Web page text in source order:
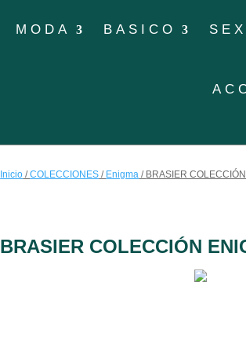
MODA BASICO
Inicio /COLECCIONES / Enigma / BRASIER
BRASIER COLECCIÓN